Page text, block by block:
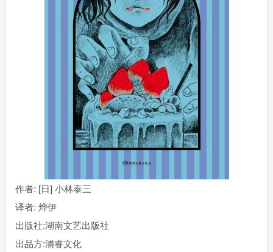
作者: [日] 小林泰三
译者: 烨伊
出版社:湖南文艺出版社
出品方:浦睿文化
登录密码
记住登录 找回密码|免密登录
登录
社交账号登录